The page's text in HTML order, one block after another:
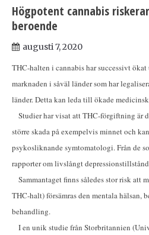
Högpotent cannabis
beroende
augusti 7, 2020
THC-halten i cannabis har successivt
marknaden i såväl länder som har
länder. Detta kan leda till ökade
Studier har visat att THC-förgiftning är
större skada på exempelvis minnet och
psykosliknande symtomatologi. Från de
rapporter om livslångt
Sammantaget finns således stor risk att
THC-halt) försämras den mentala hälsan,
behandling.
I en unik studie från Storbritannien